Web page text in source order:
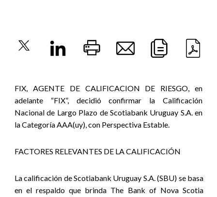
FIX, AGENTE DE CALIFICACION DE RIESGO, en
adelante “FIX”, decidió confirmar la Calificación
Nacional de Largo Plazo de Scotiabank Uruguay S.A. en
la Categoría AAA(uy), con Perspectiva Estable.
FACTORES RELEVANTES DE LA CALIFICACIÓN
La calificación de Scotiabank Uruguay S.A. (SBU) se basa
en el respaldo que brinda The Bank of Nova Scotia